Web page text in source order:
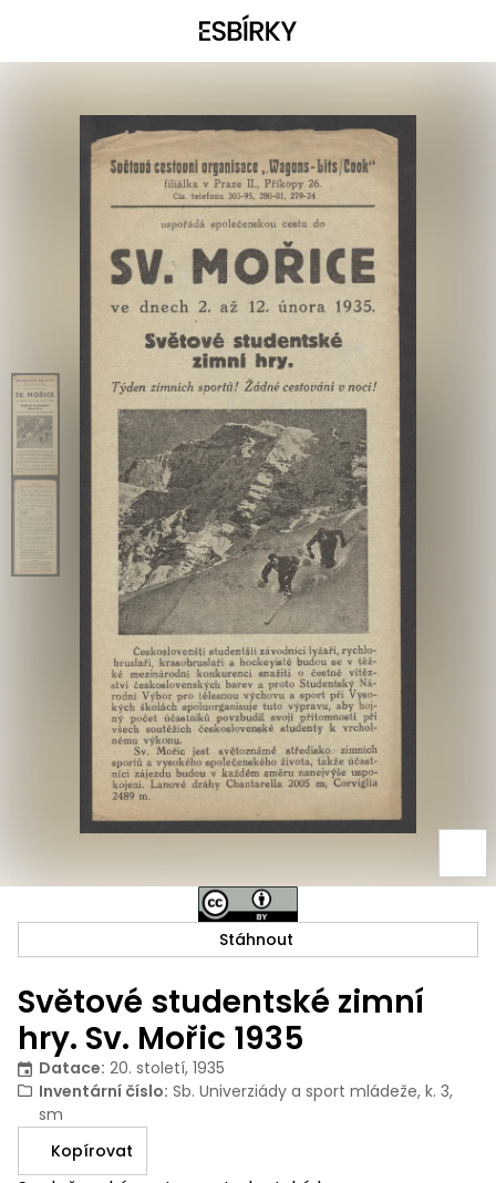
Světové studentské zimní
hry. Sv. Mořic 1935
Datace: 20. století, 1935
Inventární číslo: Sb. Univerziády a sport mládeže, k. 3,
sm
Kopírovat
Stáhnout